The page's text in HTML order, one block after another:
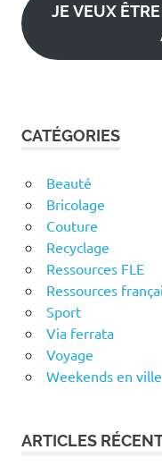
JE VEUX
CATÉGORIES
Beauté
Bricolage
Couture
Recyclage
Ressources FLE
Ressources
Sport
Via ferrata
Voyage
Weekends en ville
ARTICLES